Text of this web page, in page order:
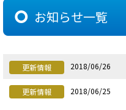
お知らせ一覧
更新情報 2018/06/26
更新情報 2018/06/25